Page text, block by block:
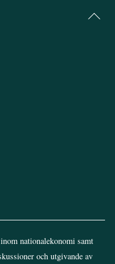
Back
nationalekonomi samt
och utgivande av